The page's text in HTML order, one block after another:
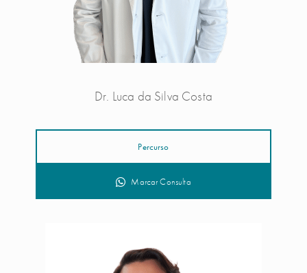
Dr. Luca da Silva Costa
Percurso
Marcar Consulta